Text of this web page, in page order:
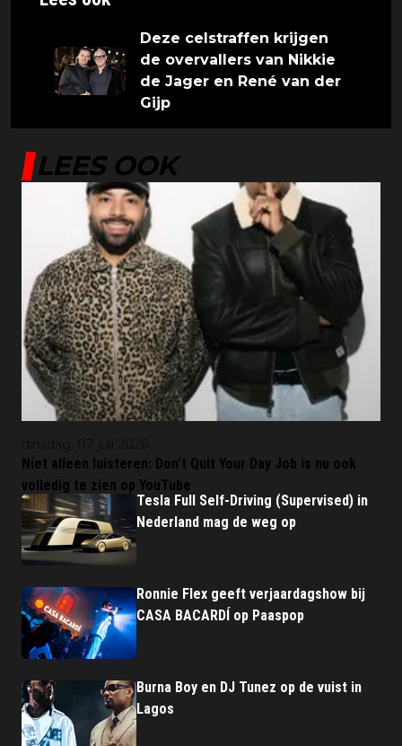
Deze celstraffen krijgen
de overvallers van Nikkie
de Jager en René van der
Gijp
LEES OOK
Niet alleen luisteren: Don't Quit Your Day Job is nu ook
volledig te zien op YouTube
Tesla Full Self-Driving (Supervised) in
Nederland mag de weg op
Ronnie Flex geeft verjaardagshow bij
CASA BACARDÍ op Paaspop
Burna Boy en DJ Tunez op de vuist in
Lagos